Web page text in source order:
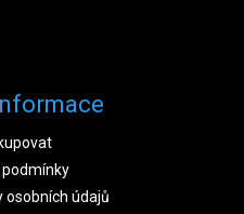
osobních údajů